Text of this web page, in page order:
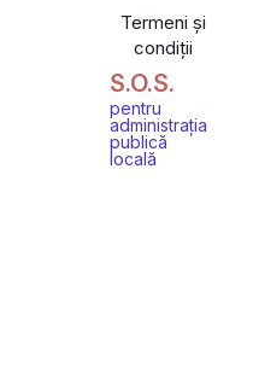
Termeni și
condiții
S.O.S.
pentru
administrația
publică
locală